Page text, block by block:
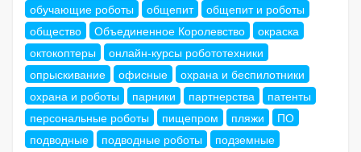
обучающие роботы
общепит
общепит и роботы
общество
Объединенное Королевство
окраска
октокоптеры
онлайн-курсы робототехники
опрыскивание
офисные
охрана и беспилотники
охрана и роботы
парники партнерства
патенты
персональные роботы
пищепром пляжи
ПО
подводные
подводные роботы
подземные